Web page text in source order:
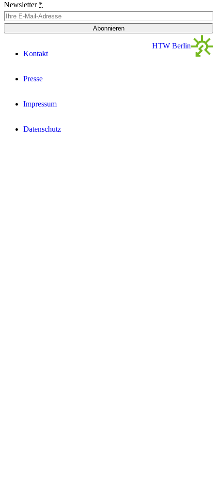
Newsletter *
Abonnieren
Kontakt
Presse
Impressum
Datenschutz­
HTW Berlin